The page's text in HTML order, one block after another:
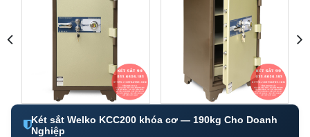
Két sắt Welko KCC200 khóa cơ — 190kg Cho Doanh
Nghiệp